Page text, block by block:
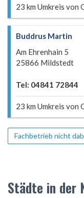
23 km Umkreis von
Buddrus Martin
Am Ehrenhain 5
25866 Mildstedt
Tel: 04841 72844
23 km Umkreis von
Fachbetrieb nicht
Städte in der